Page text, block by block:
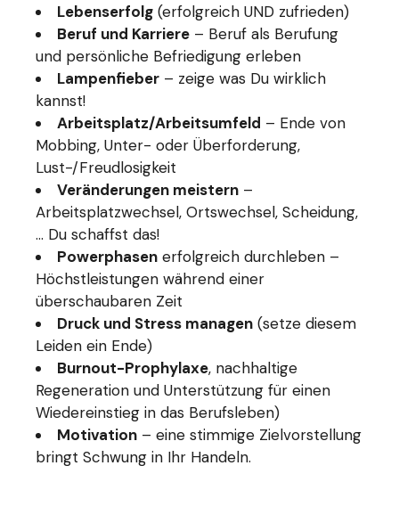
Lebenserfolg (erfolgreich UND zufrieden)
Beruf und Karriere – Beruf als Berufung
und persönliche Befriedigung erleben
Lampenfieber – zeige was Du wirklich
kannst!
Arbeitsplatz/Arbeitsumfeld – Ende von
Mobbing, Unter- oder Überforderung,
Lust-/Freudlosigkeit
Veränderungen meistern –
Arbeitsplatzwechsel, Ortswechsel, Scheidung,
… Du schaffst das!
Powerphasen erfolgreich durchleben –
Höchstleistungen während einer
überschaubaren Zeit
Druck und Stress managen (setze diesem
Leiden ein Ende)
Burnout-Prophylaxe, nachhaltige
Regeneration und Unterstützung für einen
Wiedereinstieg in das Berufsleben)
Motivation – eine stimmige Zielvorstellung
bringt Schwung in Ihr Handeln.